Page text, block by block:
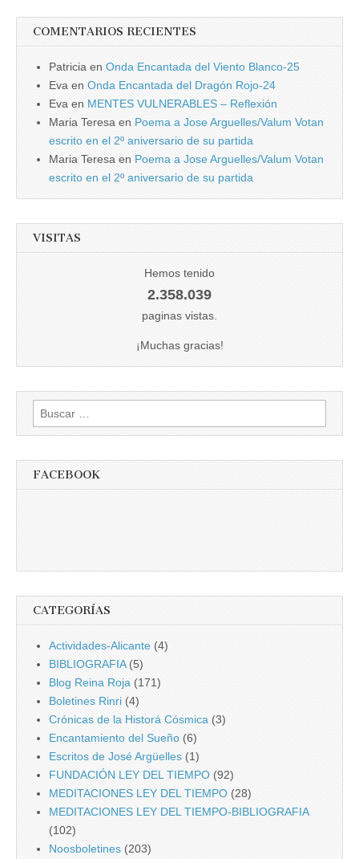
COMENTARIOS RECIENTES
Patricia en Onda Encantada del Viento Blanco-25
Eva en Onda Encantada del Dragón Rojo-24
Eva en MENTES VULNERABLES – Reflexión
Maria Teresa en Poema a Jose Arguelles/Valum Votan
escrito en el 2º aniversario de su partida
Maria Teresa en Poema a Jose Arguelles/Valum Votan
escrito en el 2º aniversario de su partida
VISITAS
Hemos tenido
2.358.039
paginas vistas.
¡Muchas gracias!
Buscar:
FACEBOOK
CATEGORÍAS
Actividades-Alicante (4)
BIBLIOGRAFIA(5)
Blog Reina Roja (171)
Boletines Rinri (4)
Crónicas de la Historá Cósmica (3)
Encantamiento del Sueño (6)
Escritos de José Argüelles (1)
FUNDACIÓN LEY DEL TIEMPO (92)
MEDITACIONES LEY DEL TIEMPO (28)
MEDITACIONES LEY DEL TIEMPO-BIBLIOGRAFIA
(102)
Noosboletines (203)